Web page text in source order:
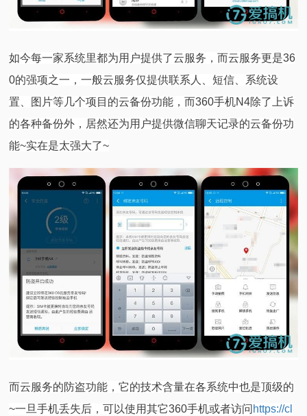
如今每一家系统里都为用户提供了云服务，而云服务更是36
0的强项之一，一般云服务仅提供联系人、短信、系统设
置、图片等几个项目的云备份功能，而360手机N4除了上诉
的各种备份外，居然还为用户提供微信聊天记录的云备份功
能~实在是太强大了~
而云服务的防盗功能，它的技术含量在各系统中也是顶级的
~一旦手机丢失后，可以使用其它360手机或者访问 https://cl